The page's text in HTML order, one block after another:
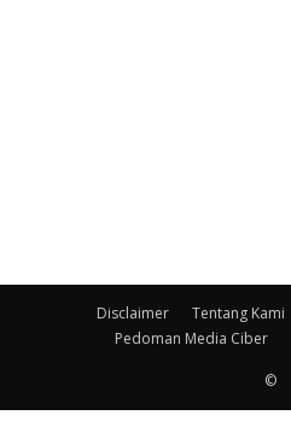
Disclaimer Tentang Kami
Pedoman Media Ciber
©